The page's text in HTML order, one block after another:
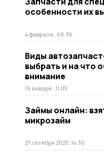
особенности их
4 февраля , 09:36
Виды
выбрать и на что
внимание
19 января , 11:05
Займы онлайн:
микрозайм
27 октября 2025, 14:30